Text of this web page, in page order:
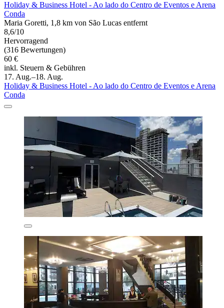
Holiday & Business Hotel - Ao lado do Centro de Eventos e Arena
Conda
Maria Goretti, 1,8 km von São Lucas entfernt
8,6/10
Hervorragend
(316 Bewertungen)
60 €
inkl. Steuern & Gebühren
17. Aug.–18. Aug.
Holiday & Business Hotel - Ao lado do Centro de Eventos e Arena
Conda